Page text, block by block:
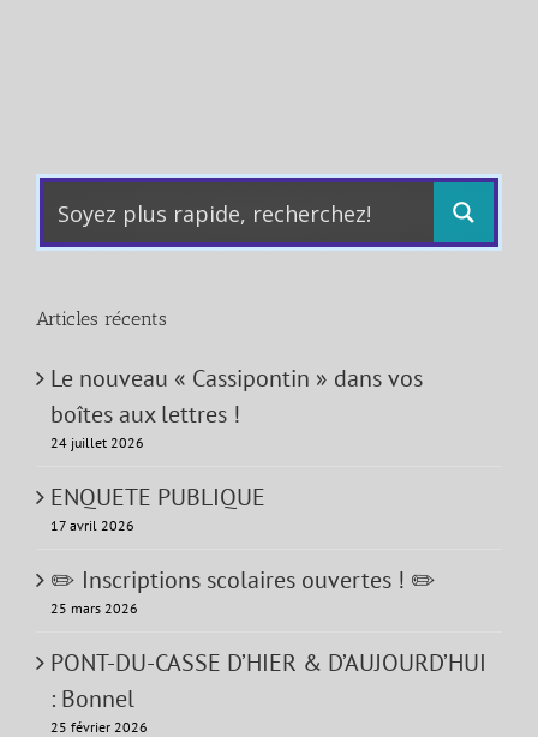
Articles récents
Le nouveau « Cassipontin » dans vos
boîtes aux lettres !
24 juillet 2026
ENQUETE PUBLIQUE
17 avril 2026
✏️ Inscriptions scolaires ouvertes ! ✏️
25 mars 2026
PONT-DU-CASSE D’HIER & D’AUJOURD’HUI
: Bonnel
25 février 2026